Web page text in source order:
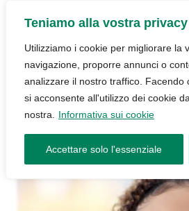
Teniamo alla vostra privacy
Utilizziamo i cookie per migliorare la
navigazione, proporre annunci o
analizzare il nostro traffico. Facendo
si acconsente all'utilizzo dei cookie
nostra.
Informativa sui cookie
Accettare solo l'essenziale